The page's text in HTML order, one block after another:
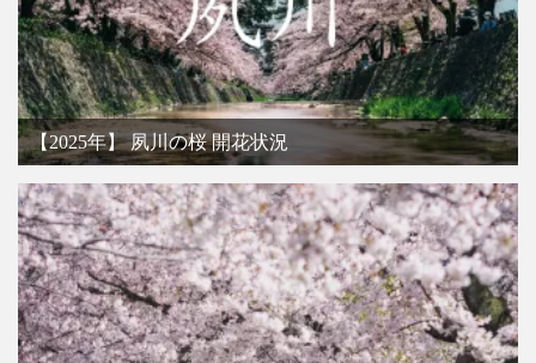
【2025年】 夙川の桜 開花状況